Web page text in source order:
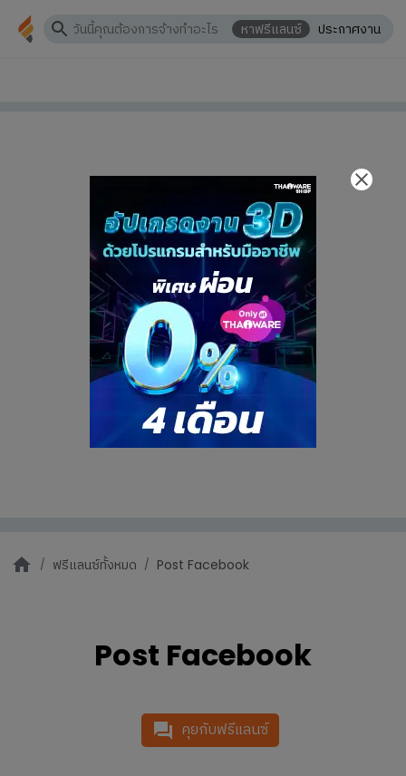
หาฟรีแลนซ์ ประกาศงาน
ฟรีแลนซ์ทั้งหมด Post Facebook
Post Facebook
คุยกับฟรีแลนซ์